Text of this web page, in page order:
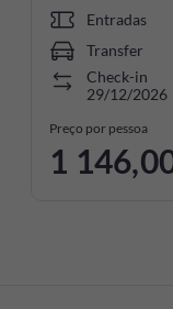
Entradas
Transfer
Check-in
29/12/2026
Preço por pessoa
1